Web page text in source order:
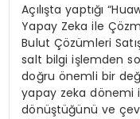
Açılışta yaptığı
Yapay Zeka ile
Bulut Çözümleri
salt bilgi işlemden
doğru önemli bir
yapay zeka dönemi
dönüştüğünü ve